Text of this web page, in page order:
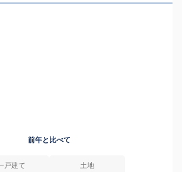
前年と比べて
戸建て 土地